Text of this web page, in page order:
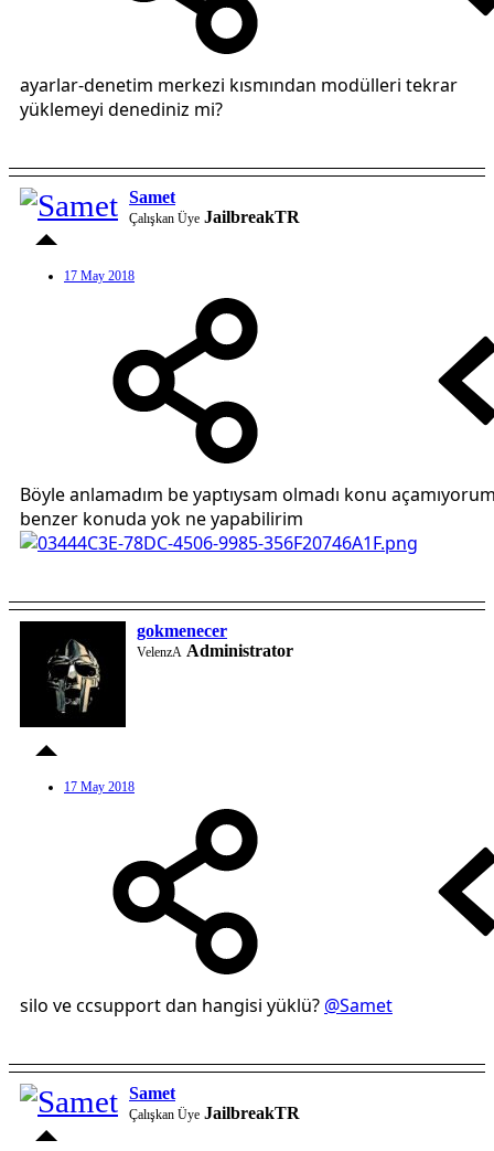
ayarlar-denetim merkezi kısmından modülleri tekrar
yüklemeyi denediniz mi?
Samet
Çalışkan Üye JailbreakTR
17 May 2018
Böyle anlamadım be yaptıysam olmadı konu
benzer konuda yok ne yapabilirim
gokmenecer
VelenzA Administrator
17 May 2018
silo ve ccsupport dan hangisi yüklü? @Samet
Samet
Çalışkan Üye JailbreakTR